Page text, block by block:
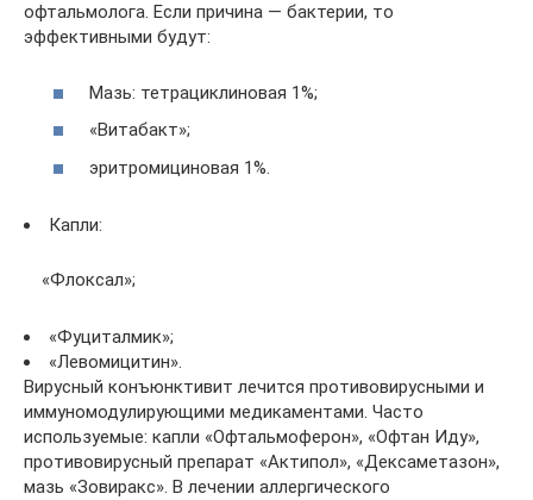
офтальмолога. Если причина — бактерии, то
эффективными будут:
Мазь: тетрациклиновая 1%;
«Витабакт»;
эритромициновая 1%.
Капли:
«Флоксал»;
«Фуциталмик»;
«Левомицитин».
Вирусный конъюнктивит лечится противовирусными и
иммуномодулирующими медикаментами. Часто
используемые: капли «Офтальмоферон», «Офтан Иду»,
противовирусный препарат «Актипол», «Дексаметазон»,
мазь «Зовиракс». В лечении аллергического